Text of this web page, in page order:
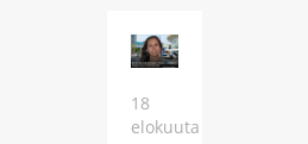
18
elokuuta